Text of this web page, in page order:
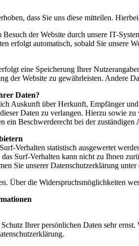
dass Sie uns diese mitteilen.
der Website durch unsere IT-
erfolgt automatisch, sobald Sie unsere
eine Speicherung Ihrer
der Website zu gewährleisten. Andere
Daten?
Auskunft über Herkunft, Empfänger
Daten zu verlangen. Hierzu sowie
ein Beschwerderecht bei der zuständigen
Verhalten statistisch ausgewertet
Surf-Verhalten kann nicht zu Ihnen
Sie unserer Datenschutzerklärung
Über die Widerspruchsmöglichkeiten
Ihrer persönlichen Daten sehr